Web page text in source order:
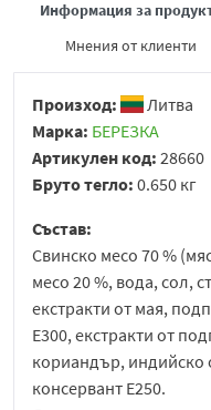
Информация за
Мнения от клиенти
Произход:
Литва
Марка: БЕРЕЗКА
Артикулен код: 28660
Бруто тегло: 0.650 кг
Състав:
Cвинско месо 70 %
месо 20 %, вода, сол,
екстракти от мая,
E300, екстракти от
кориандър, индийско
консервант E250.